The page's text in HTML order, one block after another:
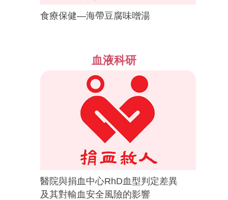
食療保健—海帶豆腐味噌湯
血液科研
醫院與捐血中心RhD血型判定差異
及其對輸血安全風險的影響